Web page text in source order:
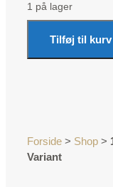
Forside > Shop >
Variant
1 på lager
Tilføj til kurv